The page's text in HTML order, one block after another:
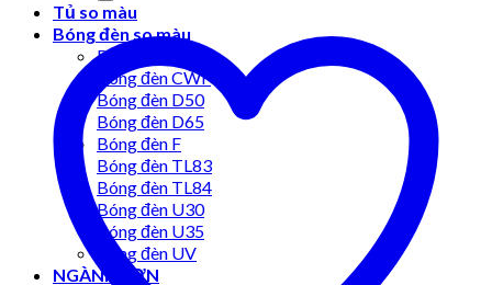
Tủ so màu
Bóng đèn so màu
Bóng đèn A
Bóng đèn CWF
Bóng đèn D50
Bóng đèn D65
Bóng đèn F
Bóng đèn TL83
Bóng đèn TL84
Bóng đèn U30
Bóng đèn U35
Bóng đèn UV
NGÀNH SƠN